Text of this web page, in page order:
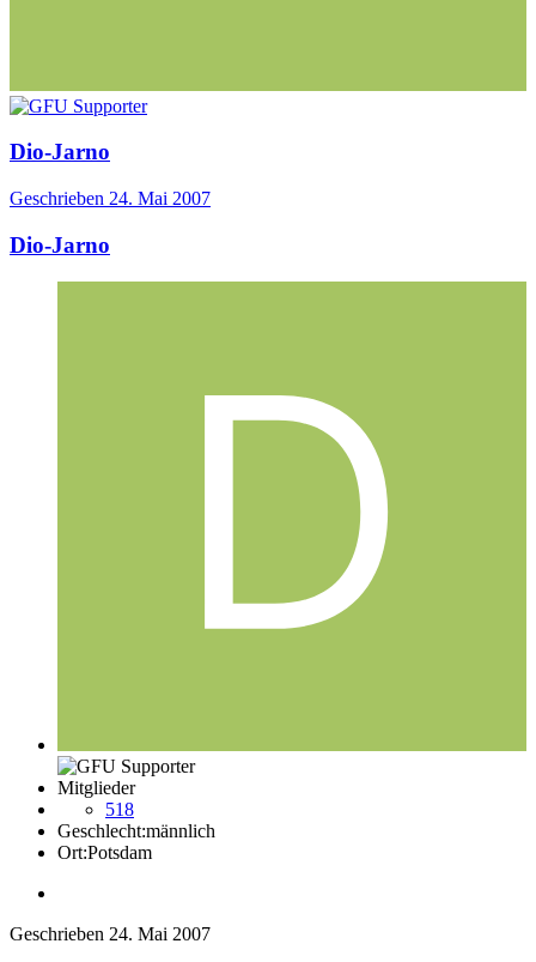
Dio-Jarno
Geschrieben 24. Mai 2007
Dio-Jarno
Mitglieder
518
Geschlecht:männlich
Ort:Potsdam
Geschrieben 24. Mai 2007